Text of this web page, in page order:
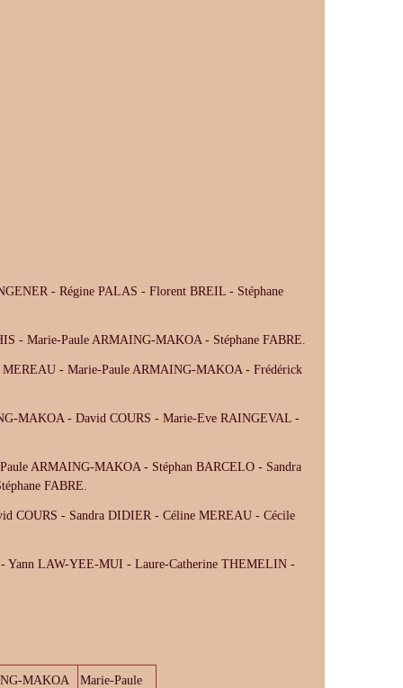
- Régine PALAS - Florent BREIL - Stéphane
- Marie-Paule ARMAING-MAKOA - Stéphane FABRE.
- Marie-Paule ARMAING-MAKOA - Frédérick
MAKOA - David COURS - Marie-Eve RAINGEVAL -
ARMAING-MAKOA - Stéphan BARCELO - Sandra
FABRE.
COURS - Sandra DIDIER - Céline MEREAU - Cécile
Yann LAW-YEE-MUI - Laure-Catherine THEMELIN -
MAKOA Marie-Paule